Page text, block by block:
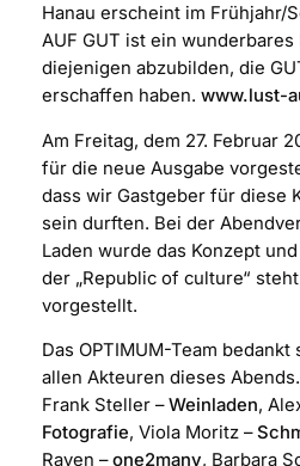
Hanau erscheint im Frühjahr/
AUF GUT ist ein wunderbares
diejenigen abzubilden, die
erschaffen haben. www.lust-
Am Freitag, dem 27. Februar
für die neue Ausgabe
dass wir Gastgeber für diese
sein durften. Bei der
Laden wurde das Konzept
der „Republic of culture“
vorgestellt.
Das OPTIMUM-Team
allen Akteuren dieses
Frank Steller –Weinladen,
Fotografie, Viola Moritz –
Raven –one2many, Barbara